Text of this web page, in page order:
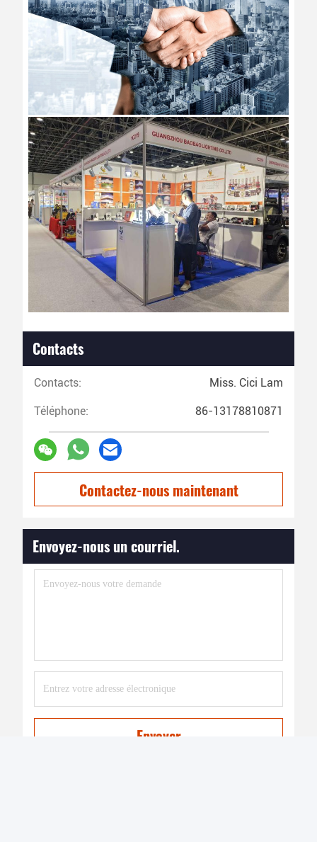
Contacts
Contacts: Miss. Cici Lam
Téléphone: 86-13178810871
Contactez-nous maintenant
Envoyez-nous un courriel.
Envoyer